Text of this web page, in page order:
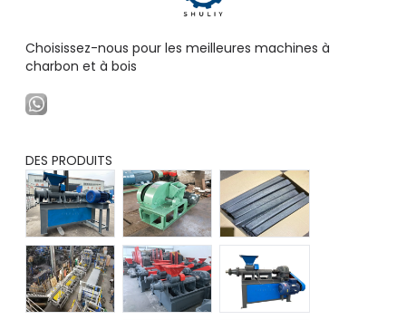
Choisissez-nous pour les meilleures machines à
charbon et à bois
DES PRODUITS